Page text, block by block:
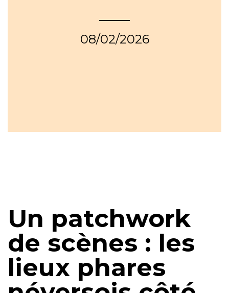
08/02/2026
Un patchwork
de scènes : les
lieux phares